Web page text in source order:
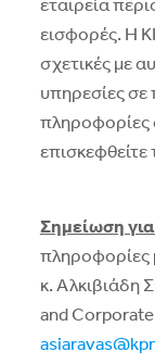
εταιρεία
εισφορές. H
σχετικές με
υπηρεσίες σε
πληροφορίες
Σημείωση
πληροφορίες
κ. Αλκιβιάδη
and Corporate